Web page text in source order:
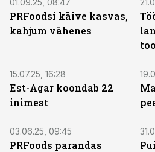
01.09.25, 08:47
PRFoodsi käive kasvas,
kahjum vähenes
15.07.25, 16:28
Est-Agar koondab 22
inimest
03.06.25, 09:45
PRFoods parandas